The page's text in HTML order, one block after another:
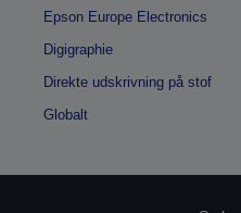
Epson Europe Electronics
Digigraphie
Direkte udskrivning på stof
Globalt